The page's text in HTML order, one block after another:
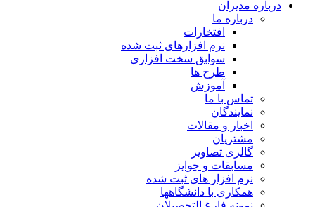
درباره مدیران
درباره ما
افتخارات
نرم افزارهای ثبت شده
سوابق سخت افزاری
طرح ها
آموزش
تماس با ما
نمایندگان
اخبار و مقالات
مشتریان
گالری تصاویر
مسابقات و جوایز
نرم افزار های ثبت شده
همکاری با دانشگاهها